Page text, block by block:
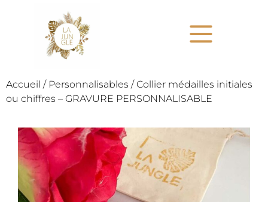
Accueil / Personnalisables / Collier médailles initiales
ou chiffres – GRAVURE PERSONNALISABLE